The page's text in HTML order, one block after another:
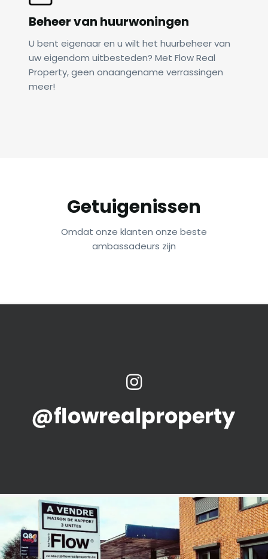
Beheer van huurwoningen
U bent eigenaar en u wilt het huurbeheer van
uw eigendom uitbesteden? Met Flow Real
Property, geen onaangename verrassingen
meer!
Getuigenissen
Omdat onze klanten onze beste
ambassadeurs zijn